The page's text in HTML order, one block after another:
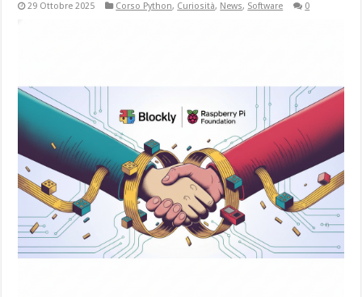
29 Ottobre 2025 Corso Python, Curiosità, News, Software 0